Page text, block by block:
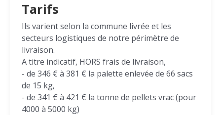
Tarifs
Ils varient selon la commune livrée et les
secteurs logistiques de notre périmètre de
livraison.
A titre indicatif, HORS frais de livraison,
- de 346 € à 381 € la palette enlevée de 66 sacs
de 15 kg,
- de 341 € à 421 € la tonne de pellets vrac (pour
4000 à 5000 kg)